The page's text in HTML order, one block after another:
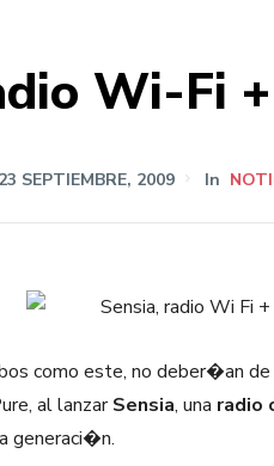
Wi-Fi
23 SEPTIEMBRE, 2009 In
como este, no deber�an
al lanzarSensia, una radio
generaci�n.